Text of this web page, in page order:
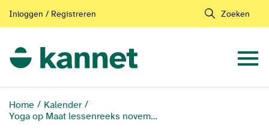
Inloggen / Registreren Zoeken
Home
Kalender
Yoga op Maat lessenreeks november - december (les 2/5)